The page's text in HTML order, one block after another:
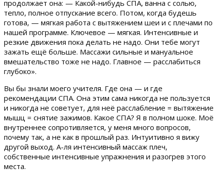
продолжает она: — Какой-нибудь СПА, ванна с солью,
тепло, полное отпускание всего. Потом, когда будешь
готова, — мягкая работа с вытяжением шеи и с плечами по
нашей программе. Ключевое — мягкая. Интенсивные и
резкие движения пока делать не надо. Они тебе могут
зажать ещё больше. Массажи сильные и мануальное
вмешательство тоже не надо. Главное — расслабиться
глубоко».
Вы бы знали моего учителя. Где она — и где
рекомендации СПА. Она этим сама никогда не пользуется
и никогда не советует, для неё расслабление = вытяжение
мышц = снятие зажимов. Какое СПА? Я в полном шоке. Моё
внутреннее сопротивляется, у меня много вопросов,
почему так, а не как в прошлый раз. Интуитивно я вижу
другой выход. А-ля интенсивный массаж плеч,
собственные интенсивные упражнения и разогрев этого
места.